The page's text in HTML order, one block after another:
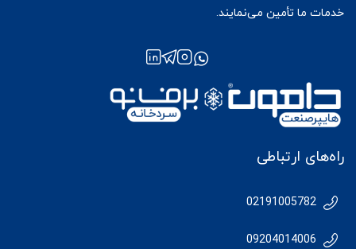
خدمات ما تأمین می‌نمایند.
راه‌های ارتباطی
02191005782
09204014006